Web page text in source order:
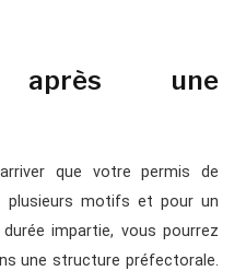
après une
que votre permis de
plusieurs motifs et pour un
impartie, vous pourrez
une structure préfectorale.